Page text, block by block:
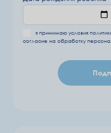
я принимаю условия
согласие на обработку